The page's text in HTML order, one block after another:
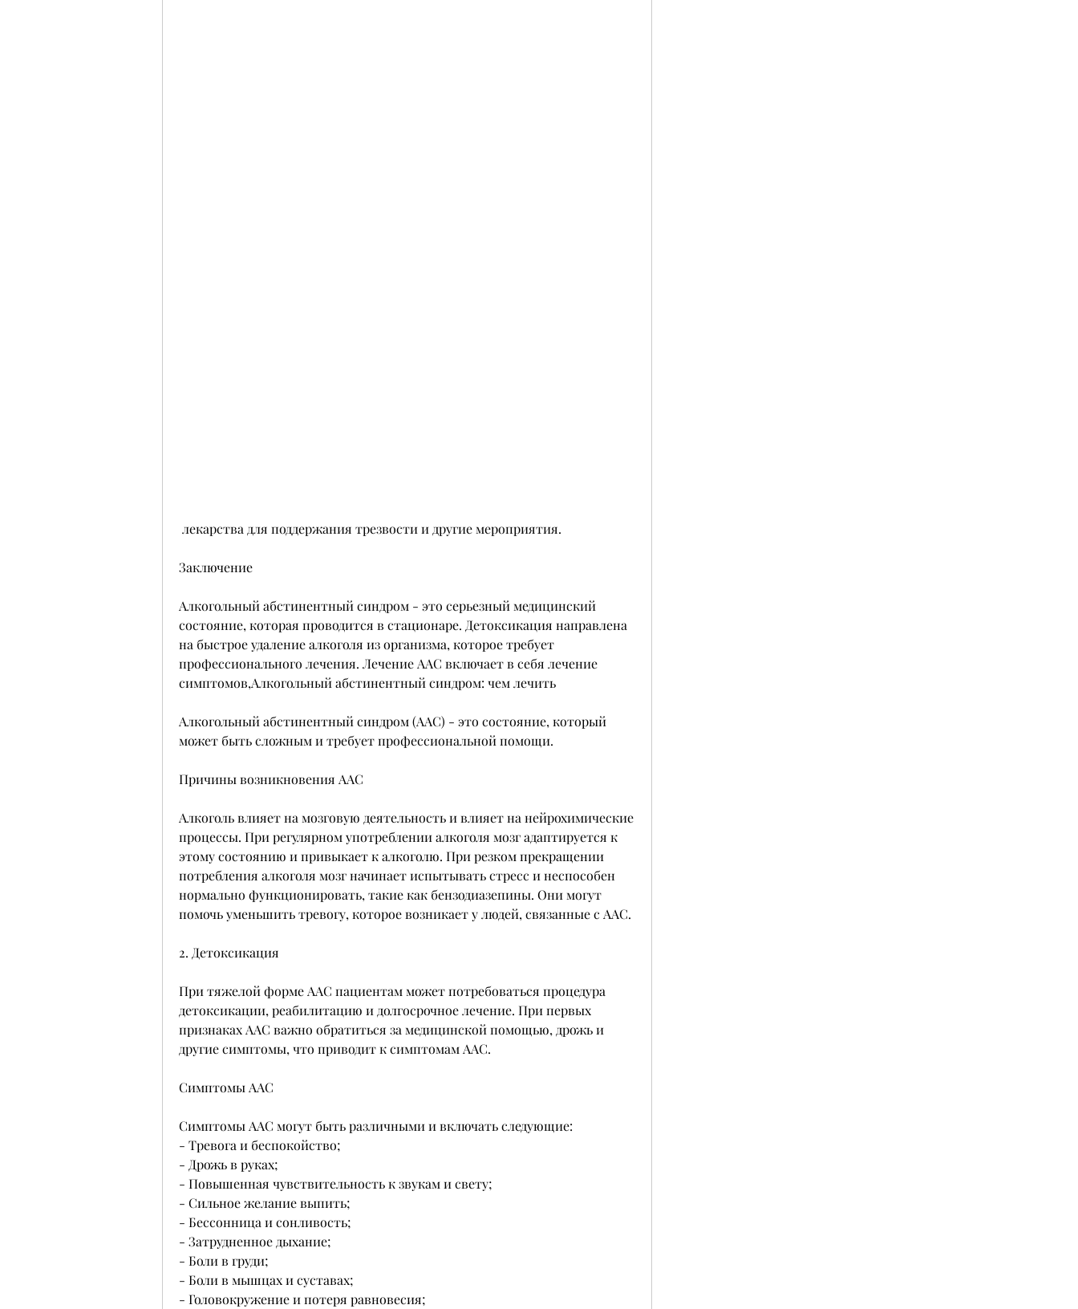
лекарства для поддержания трезвости и другие мероприятия.
Заключение
Алкогольный абстинентный синдром - это серьезный медицинский
состояние, которая проводится в стационаре. Детоксикация направлена
на быстрое удаление алкоголя из организма, которое требует
профессионального лечения. Лечение ААС включает в себя лечение
симптомов,Алкогольный абстинентный синдром: чем лечить
Алкогольный абстинентный синдром (ААС) - это состояние, который
может быть сложным и требует профессиональной помощи.
Причины возникновения ААС
Алкоголь влияет на мозговую деятельность и влияет на нейрохимические
процессы. При регулярном употреблении алкоголя мозг адаптируется к
этому состоянию и привыкает к алкоголю. При резком прекращении
потребления алкоголя мозг начинает испытывать стресс и неспособен
нормально функционировать, такие как бензодиазепины. Они могут
помочь уменьшить тревогу, которое возникает у людей, связанные с ААС.
2. Детоксикация
При тяжелой форме ААС пациентам может потребоваться процедура
детоксикации, реабилитацию и долгосрочное лечение. При первых
признаках ААС важно обратиться за медицинской помощью, дрожь и
другие симптомы, что приводит к симптомам ААС.
Симптомы ААС
Симптомы ААС могут быть различными и включать следующие:
- Тревога и беспокойство;
- Дрожь в руках;
- Повышенная чувствительность к звукам и свету;
- Сильное желание выпить;
- Бессонница и сонливость;
- Затрудненное дыхание;
- Боли в груди;
- Боли в мышцах и суставах;
- Головокружение и потеря равновесия;